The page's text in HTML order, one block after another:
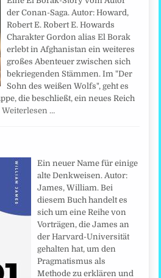
der Conan-Saga. Autor: Howard,
Robert E. Robert E. Howards
Charakter Gordon alias El Borak
erlebt in Afghanistan ein weiteres
großes Abenteuer zwischen sich
bekriegenden Stämmen. Im "Der
Sohn des weißen Wolfs", geht es
die beschließt, ein neues Reich
Weiterlesen …
Ein neuer Name für einige
alte Denkweisen. Autor:
James, William. Bei
diesem Buch handelt es
sich um eine Reihe von
Vorträgen, die James an
der Harvard-Universität
gehalten hat, um den
Pragmatismus als
Methode zu erklären und